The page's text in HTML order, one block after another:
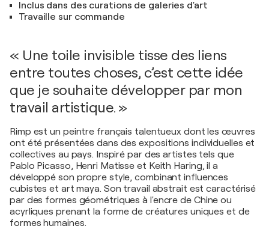
Inclus dans des curations de galeries d'art
Travaille sur commande
« Une toile invisible tisse des liens
entre toutes choses, c’est cette idée
que je souhaite développer par mon
travail artistique. »
Rimp est un peintre français talentueux dont les œuvres
ont été présentées dans des expositions individuelles et
collectives au pays. Inspiré par des artistes tels que
Pablo Picasso, Henri Matisse et Keith Haring, il a
développé son propre style, combinant influences
cubistes et art maya. Son travail abstrait est caractérisé
par des formes géométriques à l'encre de Chine ou
acyrliques prenant la forme de créatures uniques et de
formes humaines.